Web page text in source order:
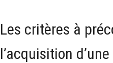
Les critères à
l’acquisition